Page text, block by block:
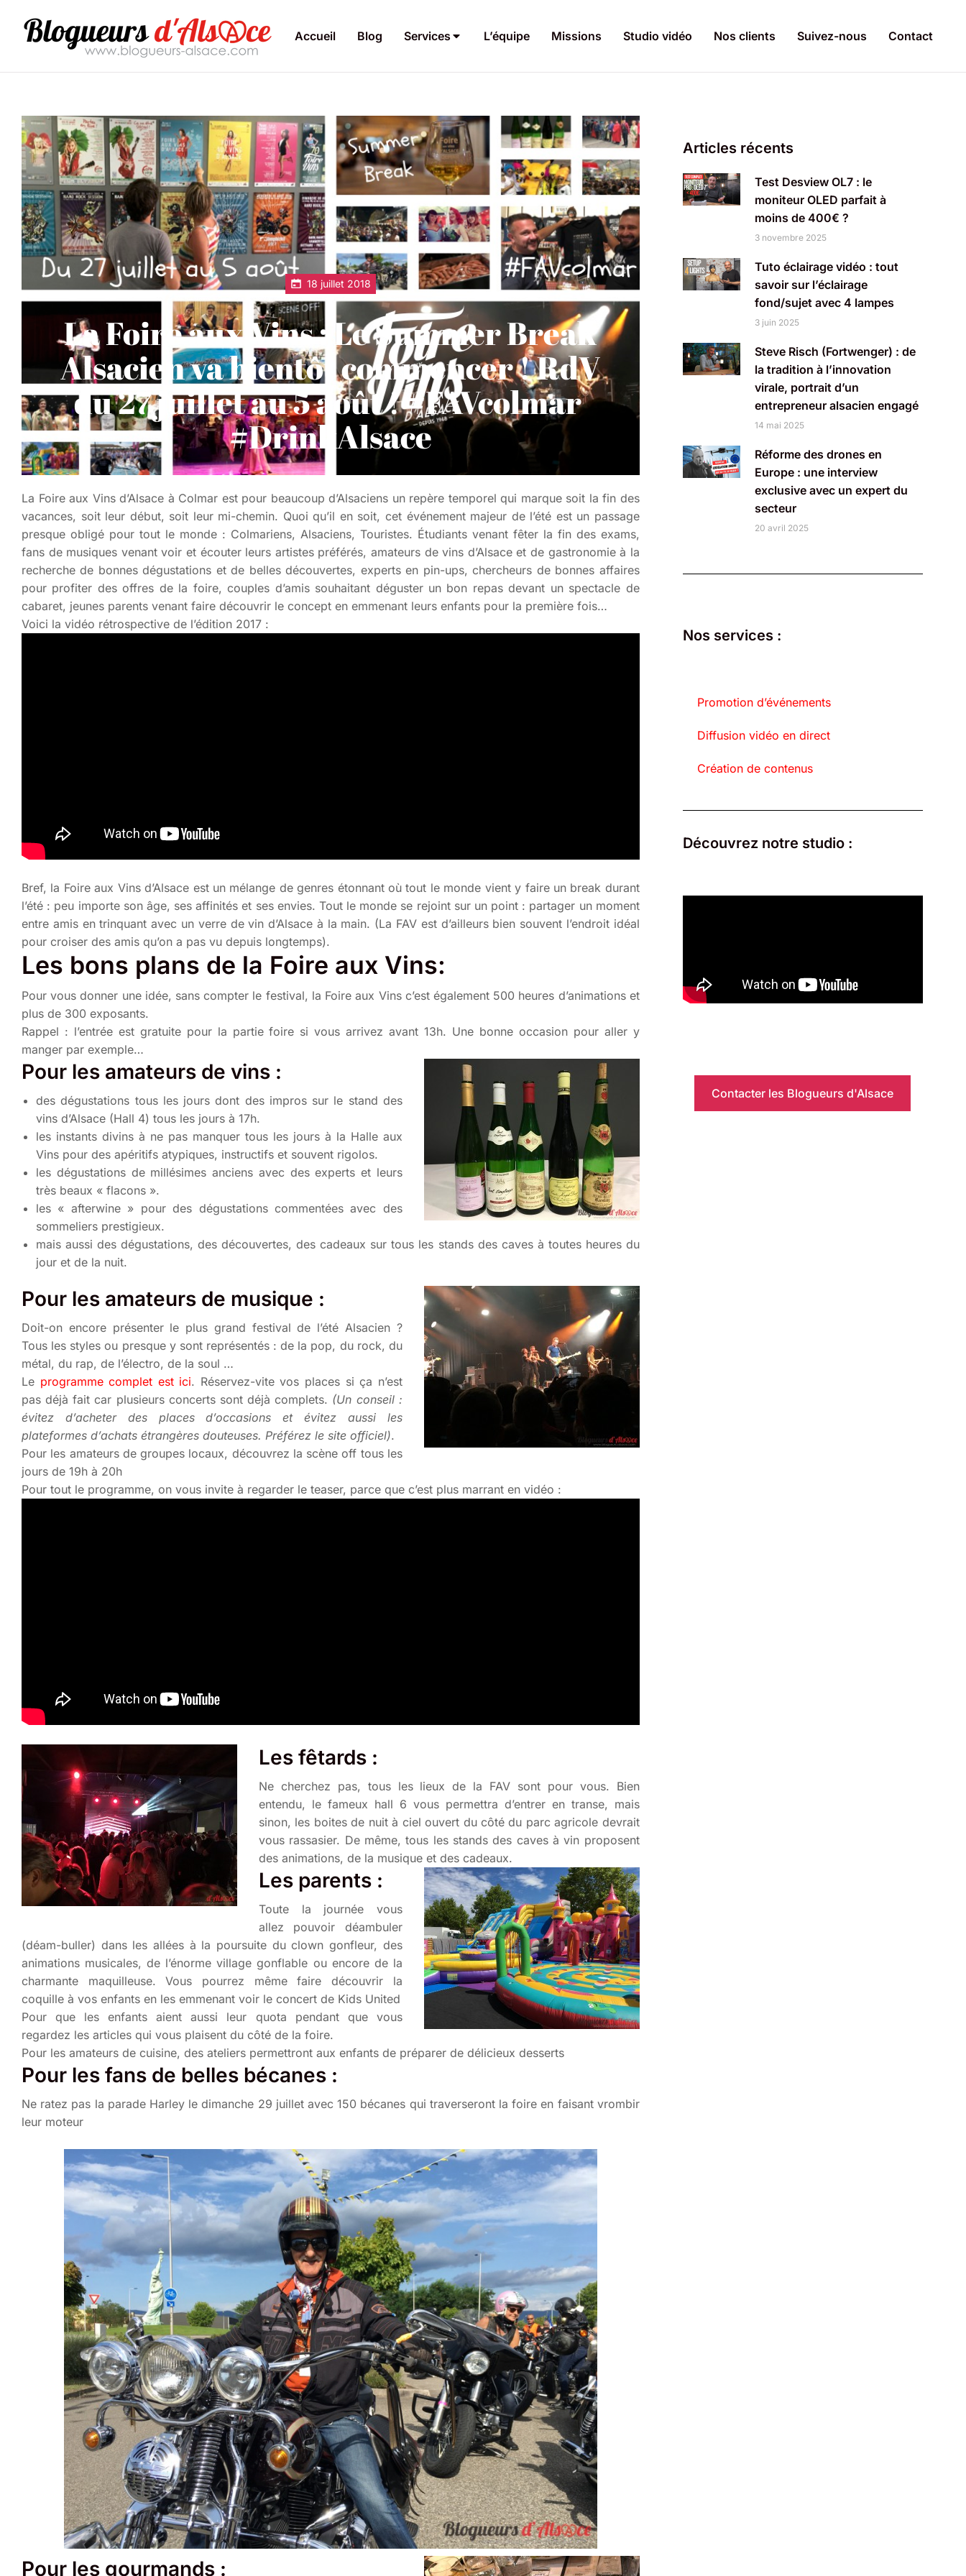
Accueil Blog Services L’équipe Missions Studio vidéo Nos clients Suivez-nous Contact
18 juillet 2018
La Foire aux Vins : Le Summer Break
Alsacien va bientôt commencer ! RdV
du 27 juillet au 5 août ! #FAVcolmar ​
#DrinkAlsace
La Foire aux Vins d’Alsace à Colmar est pour beaucoup d’Alsaciens un repère temporel qui marque soit la fin des
vacances, soit leur début, soit leur mi-chemin. Quoi qu’il en soit, cet événement majeur de l’été est un passage
presque obligé pour tout le monde : Colmariens, Alsaciens, Touristes. Étudiants venant fêter la fin des exams,
fans de musiques venant voir et écouter leurs artistes préférés, amateurs de vins d’Alsace et de gastronomie à la
recherche de bonnes dégustations et de belles découvertes, experts en pin-ups, chercheurs de bonnes affaires
pour profiter des offres de la foire, couples d’amis souhaitant déguster un bon repas devant un spectacle de
cabaret, jeunes parents venant faire découvrir le concept en emmenant leurs enfants pour la première fois…
Voici la vidéo rétrospective de l’édition 2017 :
Bref, la Foire aux Vins d’Alsace est un mélange de genres étonnant où tout le monde vient y faire un break durant
l’été : peu importe son âge, ses affinités et ses envies. Tout le monde se rejoint sur un point : partager un moment
entre amis en trinquant avec un verre de vin d’Alsace à la main. (La FAV est d’ailleurs bien souvent l’endroit idéal
pour croiser des amis qu’on a pas vu depuis longtemps).
Les bons plans de la Foire aux Vins:
Pour vous donner une idée, sans compter le festival, la Foire aux Vins c’est également 500 heures d’animations et
plus de 300 exposants.
Rappel : l’entrée est gratuite pour la partie foire si vous arrivez avant 13h. Une bonne occasion pour aller y
manger par exemple…
Pour les amateurs de vins :
des dégustations tous les jours dont des impros sur le stand des
vins d’Alsace (Hall 4) tous les jours à 17h.
les instants divins à ne pas manquer tous les jours à la Halle aux
Vins pour des apéritifs atypiques, instructifs et souvent rigolos.
les dégustations de millésimes anciens avec des experts et leurs
très beaux « flacons ».
les « afterwine » pour des dégustations commentées avec des
sommeliers prestigieux.
mais aussi des dégustations, des découvertes, des cadeaux sur tous les stands des caves à toutes heures du
jour et de la nuit.
Pour les amateurs de musique :
Doit-on encore présenter le plus grand festival de l’été Alsacien ?
Tous les styles ou presque y sont représentés : de la pop, du rock, du
métal, du rap, de l’électro, de la soul …
Le programme complet est ici. Réservez-vite vos places si ça n’est
pas déjà fait car plusieurs concerts sont déjà complets. (Un conseil :
évitez d’acheter des places d’occasions et évitez aussi les
plateformes d’achats étrangères douteuses. Préférez le site officiel).
Pour les amateurs de groupes locaux, découvrez la scène off tous les
jours de 19h à 20h
Pour tout le programme, on vous invite à regarder le teaser, parce que c’est plus marrant en vidéo :
Les fêtards :
Ne cherchez pas, tous les lieux de la FAV sont pour vous. Bien
entendu, le fameux hall 6 vous permettra d’entrer en transe, mais
sinon, les boites de nuit à ciel ouvert du côté du parc agricole devrait
vous rassasier. De même, tous les stands des caves à vin proposent
des animations, de la musique et des cadeaux.
Les parents :
Toute la journée vous
allez pouvoir déambuler
(déam-buller) dans les allées à la poursuite du clown gonfleur, des
animations musicales, de l’énorme village gonflable ou encore de la
charmante maquilleuse. Vous pourrez même faire découvrir la
coquille à vos enfants en les emmenant voir le concert de Kids United
Pour que les enfants aient aussi leur quota pendant que vous
regardez les articles qui vous plaisent du côté de la foire.
Pour les amateurs de cuisine, des ateliers permettront aux enfants de préparer de délicieux desserts
Pour les fans de belles bécanes :
Ne ratez pas la parade Harley le dimanche 29 juillet avec 150 bécanes qui traverseront la foire en faisant vrombir
leur moteur
Pour les gourmands :
Articles récents
Test Desview OL7 : le
moniteur OLED parfait à
moins de 400€ ?
3 novembre 2025
Tuto éclairage vidéo : tout
savoir sur l’éclairage
fond/sujet avec 4 lampes
3 juin 2025
Steve Risch (Fortwenger) : de
la tradition à l’innovation
virale, portrait d’un
entrepreneur alsacien engagé
14 mai 2025
Réforme des drones en
Europe : une interview
exclusive avec un expert du
secteur
20 avril 2025
Nos services :
Promotion d’événements
Diffusion vidéo en direct
Création de contenus
Découvrez notre studio :
Contacter les Blogueurs d'Alsace